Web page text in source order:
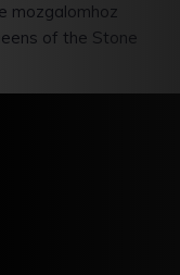
mozgalomhoz
of the Stone